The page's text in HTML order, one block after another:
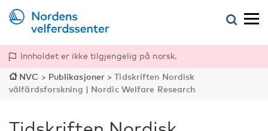
Innholdet er ikke tilgjengelig på norsk.
NVC > Publikasjoner >Tidskriften Nordisk
välfärdsforskning | Nordic Welfare Research